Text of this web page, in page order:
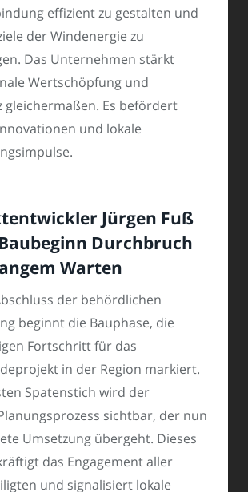
effizient zu gestalten und
der Windenergie zu
Das Unternehmen stärkt
Wertschöpfung und
gleichermaßen. Es befördert
und lokale
Jürgen Fuß
Durchbruch
Warten
der behördlichen
beginnt die Bauphase, die
Fortschritt für das
in der Region markiert.
Spatenstich wird der
sichtbar, der nun
Umsetzung übergeht. Dieses
das Engagement aller
und signalisiert lokale